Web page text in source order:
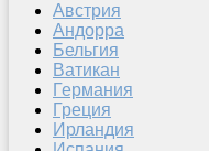
Австрия
Андорра
Бельгия
Ватикан
Германия
Греция
Ирландия